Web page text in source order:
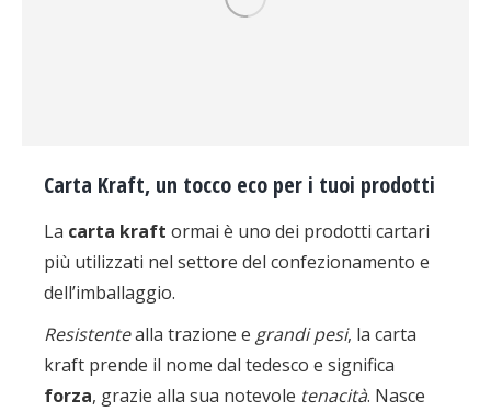
Carta Kraft, un tocco eco per i tuoi prodotti
La carta kraft ormai è uno dei prodotti cartari
più utilizzati nel settore del confezionamento e
dell’imballaggio.
Resistentealla trazione e grandi pesi, la carta
kraft prende il nome dal tedesco e significa
forza, grazie alla sua notevole tenacità. Nasce